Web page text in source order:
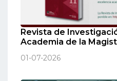
Revista de
Academia de la
01-07-2026